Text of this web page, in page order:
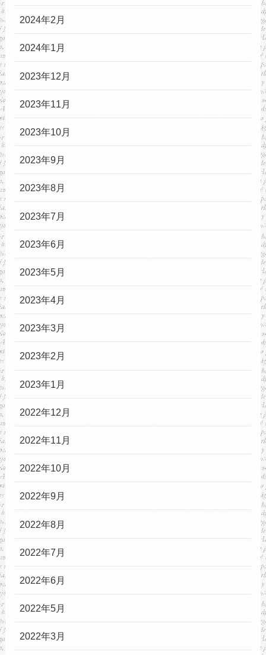
2024年2月
2024年1月
2023年12月
2023年11月
2023年10月
2023年9月
2023年8月
2023年7月
2023年6月
2023年5月
2023年4月
2023年3月
2023年2月
2023年1月
2022年12月
2022年11月
2022年10月
2022年9月
2022年8月
2022年7月
2022年6月
2022年5月
2022年3月